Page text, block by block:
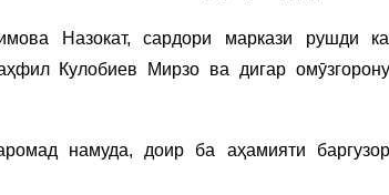
Назокат, сардори маркази рушди
Кулобиев Мирзо ва дигар
намуда, доир ба аҳамияти